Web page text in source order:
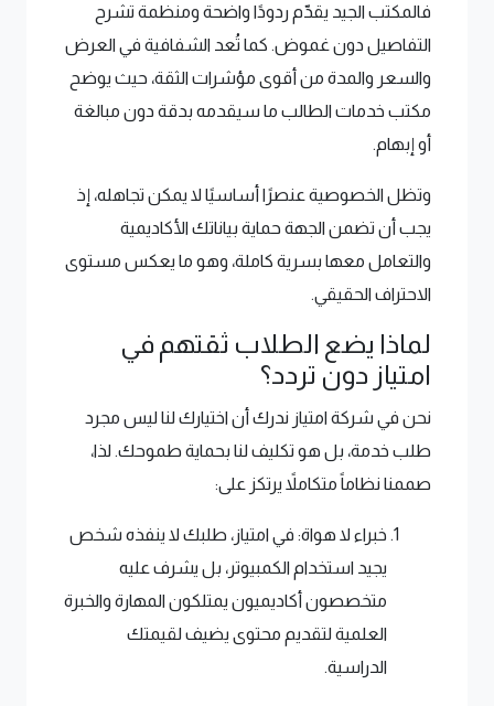
فالمكتب الجيد يقدّم ردودًا واضحة ومنظمة تشرح
التفاصيل دون غموض. كما تُعد الشفافية في العرض
والسعر والمدة من أقوى مؤشرات الثقة، حيث يوضح
مكتب خدمات الطالب ما سيقدمه بدقة دون مبالغة
أو إبهام.
وتظل الخصوصية عنصرًا أساسيًا لا يمكن تجاهله، إذ
يجب أن تضمن الجهة حماية بياناتك الأكاديمية
والتعامل معها بسرية كاملة، وهو ما يعكس مستوى
الاحتراف الحقيقي.
لماذا يضع الطلاب ثقتهم في
امتياز دون تردد؟
نحن في شركة امتياز ندرك أن اختيارك لنا ليس مجرد
طلب خدمة، بل هو تكليف لنا بحماية طموحك. لذا،
صممنا نظاماً متكاملاً يرتكز على:
خبراء لا هواة: في امتياز، طلبك لا ينفذه شخص
يجيد استخدام الكمبيوتر، بل يشرف عليه
متخصصون أكاديميون يمتلكون المهارة والخبرة
العلمية لتقديم محتوى يضيف لقيمتك
الدراسية.